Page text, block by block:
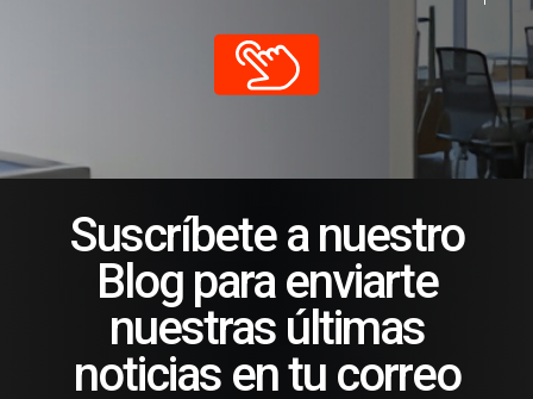
Suscríbete a nuestro
Blog para enviarte
nuestras últimas
noticias en tu correo